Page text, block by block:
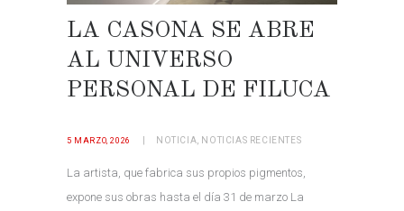
LA CASONA SE ABRE
AL UNIVERSO
PERSONAL DE FILUCA
5 MARZO, 2026 NOTICIA NOTICIAS RECIENTES
La artista, que fabrica sus propios pigmentos,
expone sus obras hasta el día 31 de marzo La